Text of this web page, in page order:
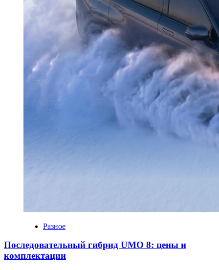
Разное
Последовательный гибрид UMO 8: цены и
комплектации